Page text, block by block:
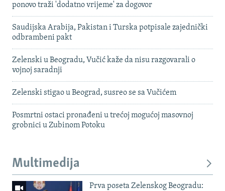
ponovo traži 'dodatno vrijeme' za dogovor
Saudijska Arabija, Pakistan i Turska potpisale zajednički
odbrambeni pakt
Zelenski u Beogradu, Vučić kaže da nisu razgovarali o
vojnoj saradnji
Zelenski stigao u Beograd, susreo se sa Vučićem
Posmrtni ostaci pronađeni u trećoj mogućoj masovnoj
grobnici u Zubinom Potoku
Multimedija
Prva poseta Zelenskog Beogradu: